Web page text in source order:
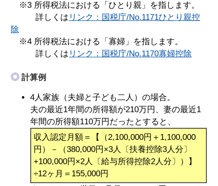
※3 所得税法における「ひとり親」を指します。
詳しくは リンク：国税庁/No.1171ひとり親控
除
※4 所得税法における「寡婦」を指します。
詳しくは リンク：国税庁/No.1170寡婦控除
計算例
4人家族（夫婦と子ども二人）の場合。
夫の最近1年間の所得額が210万円、妻の最近1
年間の所得額110万円だったとすると、
収入認定月額＝【（2,100,000円＋1,100,000
円）－（380,000円×3人〔扶養控除3人分〕
+100,000円×2人〔給与所得控除2人分〕）】
÷12ヶ月＝155,000円